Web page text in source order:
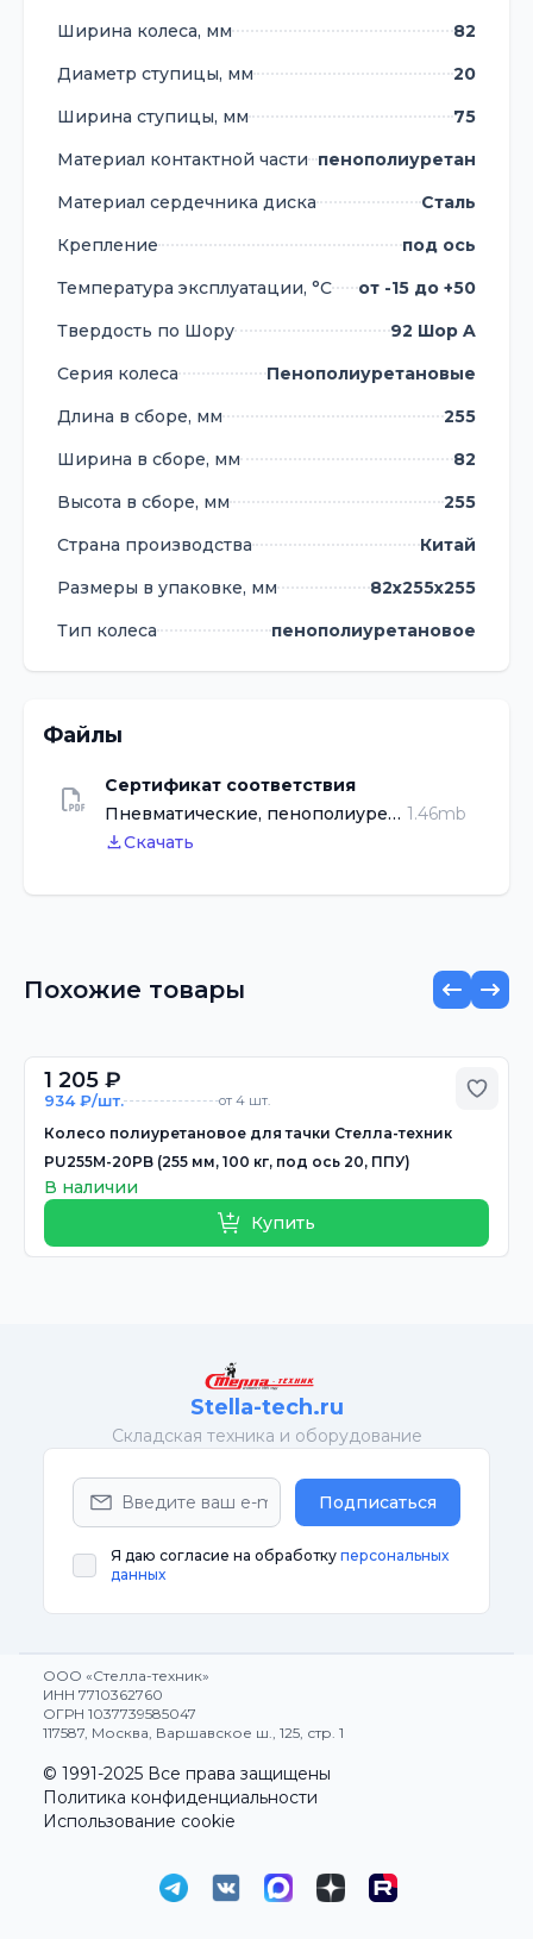
Ширина колеса, мм
82
Диаметр ступицы, мм
20
Ширина ступицы, мм
75
Материал контактной части пенополиуретан
Материал сердечника диска
Сталь
Крепление
под ось
Температура эксплуатации, °С
от -15 до +50
Твердость по Шору
92 Шор A
Серия колеса
Пенополиуретановые
Длина в сборе, мм
255
Ширина в сборе, мм
82
Высота в сборе, мм
255
Страна производства
Китай
Размеры в упаковке, мм
82х255х255
Тип колеса
пенополиуретановое
Файлы
Сертификат соответствия
Пневматические, пенополиуретановые.pdf 1.46mb
Скачать
Похожие товары
1 205 ₽
934 ₽/шт. от 4 шт.
Колесо полиуретановое для тачки Стелла-техник
PU255M-20PB (255 мм, 100 кг, под ось 20, ППУ)
В наличии
Купить
Stella-tech.ru
Cкладская техника и оборудование
Подписаться
Я даю согласие на обработку персональных
данных
ООО «Стелла-техник»
ИНН 7710362760
ОГРН 1037739585047
117587, Москва, Варшавское ш., 125, стр. 1
© 1991-2025 Все права защищены
Политика конфиденциальности
Использование cookie